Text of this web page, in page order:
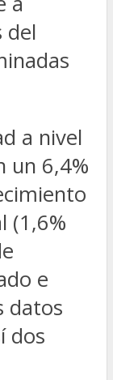
del
a nivel
un 6,4%
(1,6%
e
datos
dos